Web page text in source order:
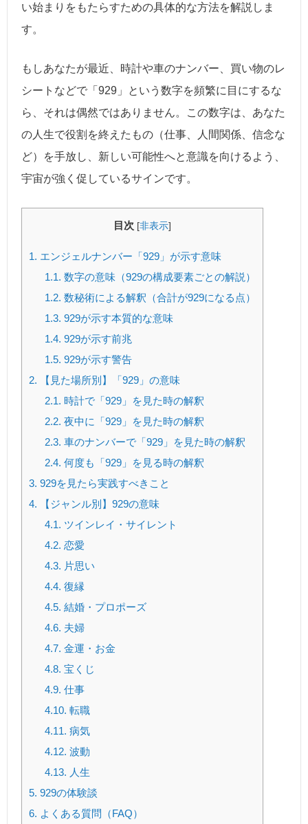
い始まりをもたらすための具体的な方法を解説しま
す。
もしあなたが最近、時計や車のナンバー、買い物のレ
シートなどで「929」という数字を頻繁に目にするな
ら、それは偶然ではありません。この数字は、あなた
の人生で役割を終えたもの（仕事、人間関係、信念な
ど）を手放し、新しい可能性へと意識を向けるよう、
宇宙が強く促しているサインです。
目次 [非表示]
1. エンジェルナンバー「929」が示す意味
1.1. 数字の意味（929の構成要素ごとの解説）
1.2. 数秘術による解釈（合計が929になる点）
1.3. 929が示す本質的な意味
1.4. 929が示す前兆
1.5. 929が示す警告
2. 【見た場所別】「929」の意味
2.1. 時計で「929」を見た時の解釈
2.2. 夜中に「929」を見た時の解釈
2.3. 車のナンバーで「929」を見た時の解釈
2.4. 何度も「929」を見る時の解釈
3. 929を見たら実践すべきこと
4. 【ジャンル別】929の意味
4.1. ツインレイ・サイレント
4.2. 恋愛
4.3. 片思い
4.4. 復縁
4.5. 結婚・プロポーズ
4.6. 夫婦
4.7. 金運・お金
4.8. 宝くじ
4.9. 仕事
4.10. 転職
4.11. 病気
4.12. 波動
4.13. 人生
5. 929の体験談
6. よくある質問（FAQ）